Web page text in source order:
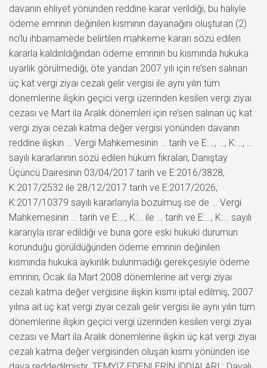
davanın ehliyet yönünden reddine karar verildiği, bu haliyle
ödeme emrinin değinilen kısmının dayanağını oluşturan (2)
no’lu ihbarnamede belirtilen mahkeme kararı sözü edilen
kararla kaldırıldığından ödeme emrinin bu kısmında hukuka
uyarlık görülmediği, öte yandan 2007 yılı için re’sen salınan
üç kat vergi ziyaı cezalı gelir vergisi ile aynı yılın tüm
dönemlerine ilişkin geçici vergi üzerinden kesilen vergi ziyaı
cezası ve Mart ila Aralık dönemleri için re’sen salınan üç kat
vergi ziyaı cezalı katma değer vergisi yönünden davanın
reddine ilişkin … Vergi Mahkemesinin … tarih ve E:…, …, K:…, …
sayılı kararlarının sözü edilen hüküm fıkraları, Danıştay
Üçüncü Dairesinin 03/04/2017 tarih ve E:2016/3828,
K:2017/2532 ile 28/12/2017 tarih ve E:2017/2026,
K:2017/10379 sayılı kararlarıyla bozulmuş ise de … Vergi
Mahkemesinin … tarih ve E:…, K:… ile … tarih ve E:…, K:… sayılı
kararıyla ısrar edildiği ve buna göre eski hukuki durumun
korunduğu görüldüğünden ödeme emrinin değinilen
kısmında hukuka aykırılık bulunmadığı gerekçesiyle ödeme
emrinin; Ocak ila Mart 2008 dönemlerine ait vergi ziyaı
cezalı katma değer vergisine ilişkin kısmı iptal edilmiş, 2007
yılına ait üç kat vergi ziyaı cezalı gelir vergisi ile aynı yılın tüm
dönemlerine ilişkin geçici vergi üzerinden kesilen vergi ziyaı
cezası ve Mart ila Aralık dönemlerine ilişkin üç kat vergi ziyaı
cezalı katma değer vergisinden oluşan kısmı yönünden ise